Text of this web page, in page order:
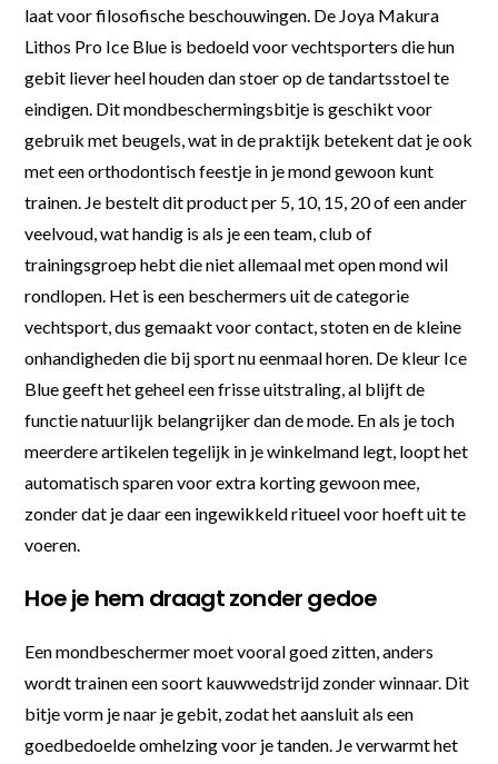
laat voor filosofische beschouwingen. De Joya Makura
Lithos Pro Ice Blue is bedoeld voor vechtsporters die hun
gebit liever heel houden dan stoer op de tandartsstoel te
eindigen. Dit mondbeschermingsbitje is geschikt voor
gebruik met beugels, wat in de praktijk betekent dat je ook
met een orthodontisch feestje in je mond gewoon kunt
trainen. Je bestelt dit product per 5, 10, 15, 20 of een ander
veelvoud, wat handig is als je een team, club of
trainingsgroep hebt die niet allemaal met open mond wil
rondlopen. Het is een beschermers uit de categorie
vechtsport, dus gemaakt voor contact, stoten en de kleine
onhandigheden die bij sport nu eenmaal horen. De kleur Ice
Blue geeft het geheel een frisse uitstraling, al blijft de
functie natuurlijk belangrijker dan de mode. En als je toch
meerdere artikelen tegelijk in je winkelmand legt, loopt het
automatisch sparen voor extra korting gewoon mee,
zonder dat je daar een ingewikkeld ritueel voor hoeft uit te
voeren.
Hoe je hem draagt zonder gedoe
Een mondbeschermer moet vooral goed zitten, anders
wordt trainen een soort kauwwedstrijd zonder winnaar. Dit
bitje vorm je naar je gebit, zodat het aansluit als een
goedbedoelde omhelzing voor je tanden. Je verwarmt het